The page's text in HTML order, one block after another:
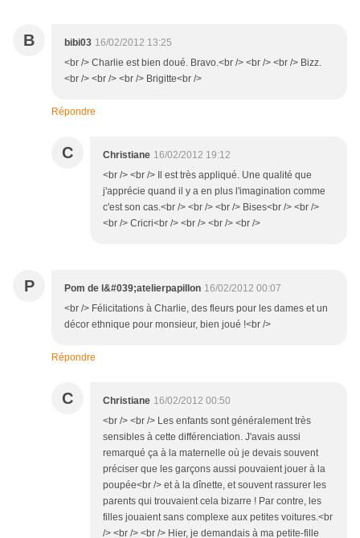
B bibi03 16/02/2012 13:25
<br /> Charlie est bien doué. Bravo.<br /> <br /> <br /> Bizz.
<br /> <br /> <br /> Brigitte<br />
Répondre
C Christiane 16/02/2012 19:12
<br /> <br /> Il est très appliqué. Une qualité que
j'apprécie quand il y a en plus l'imagination comme
c'est son cas.<br /> <br /> <br /> Bises<br /> <br />
<br /> Cricri<br /> <br /> <br /> <br />
P Pom de l&#039;atelierpapillon 16/02/2012 00:07
<br /> Félicitations à Charlie, des fleurs pour les dames et un
décor ethnique pour monsieur, bien joué !<br />
Répondre
C Christiane 16/02/2012 00:50
<br /> <br /> Les enfants sont généralement très
sensibles à cette différenciation. J'avais aussi
remarqué ça à la maternelle où je devais souvent
préciser que les garçons aussi pouvaient jouer à la
poupée<br /> et à la dînette, et souvent rassurer les
parents qui trouvaient cela bizarre ! Par contre, les
filles jouaient sans complexe aux petites voitures.<br
/> <br /> <br /> Hier, je demandais à ma petite-fille